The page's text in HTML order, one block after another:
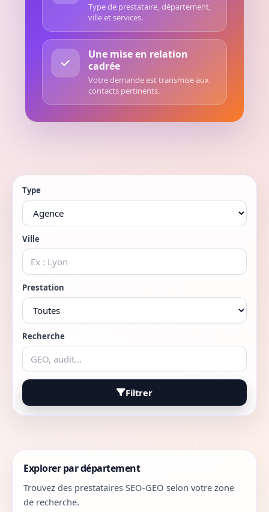
Type de prestataire, département,
ville et services.
Une mise en relation
cadrée
Votre demande est transmise aux
contacts pertinents.
Type
Ville
Prestation
Recherche
Filtrer
Explorer par département
Trouvez des prestataires SEO-GEO selon votre zone
de recherche.